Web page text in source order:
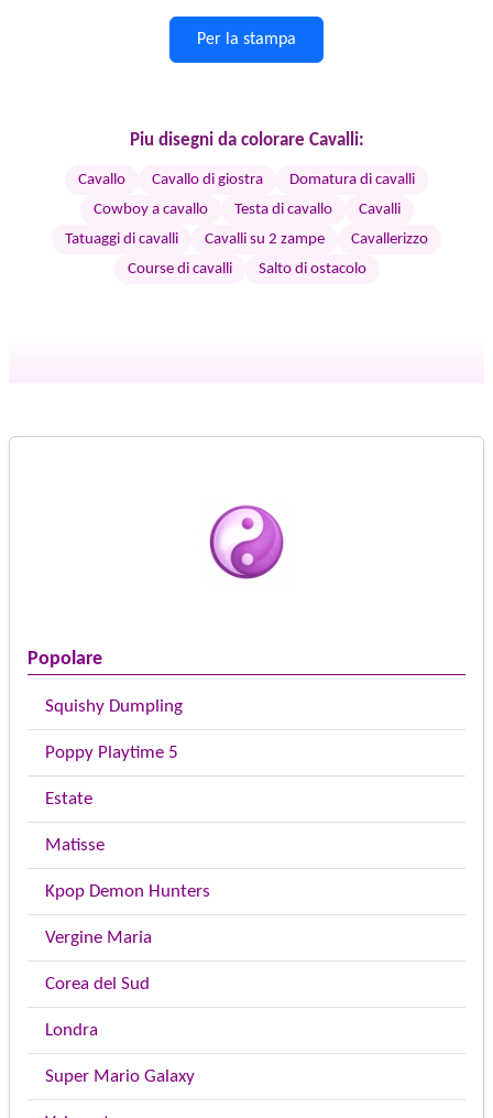
Popolare
Squishy Dumpling
Poppy Playtime 5
Estate
Matisse
Kpop Demon Hunters
Vergine Maria
Corea del Sud
Londra
Super Mario Galaxy
Per la stampa
Piu disegni da colorare Cavalli:
Cavallo Cavallo di giostra
Domatura di cavalli
Cowboy a cavallo
Testa di cavallo
Cavalli
Tatuaggi di cavalli
Cavalli su 2 zampe
Cavallerizzo
Course di cavalli
Salto di ostacolo